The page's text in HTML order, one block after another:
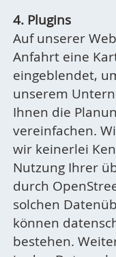
4. Plugins
Auf unserer
Anfahrt eine
eingeblendet,
unserem
Ihnen die
vereinfachen.
wir keinerlei
Nutzung Ihrer
durch
solchen
können
bestehen.